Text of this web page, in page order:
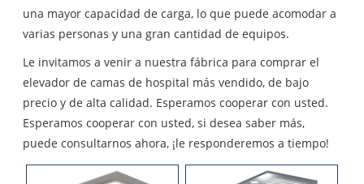
una mayor capacidad de carga, lo que puede acomodar a
varias personas y una gran cantidad de equipos.
Le invitamos a venir a nuestra fábrica para comprar el
elevador de camas de hospital más vendido, de bajo
precio y de alta calidad. Esperamos cooperar con usted.
Esperamos cooperar con usted, si desea saber más,
puede consultarnos ahora, ¡le responderemos a tiempo!